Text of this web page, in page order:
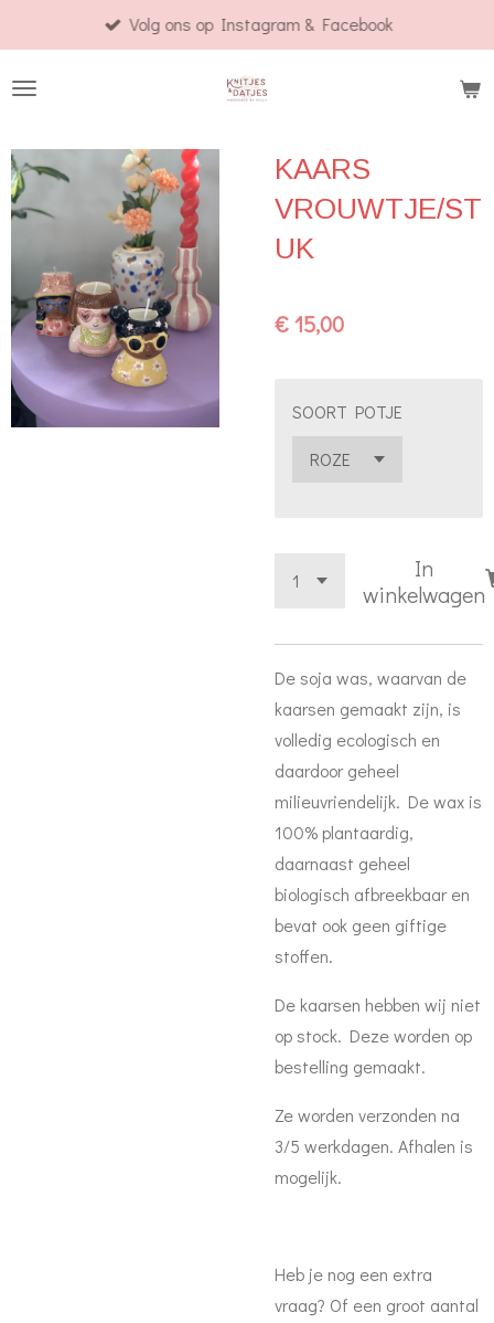
direct
naar
hoofdinhoud
Volg ons op Instagram & Facebook
KAARS
VROUWTJE/ST
UK
€ 15,00
SOORT POTJE
In
winkelwagen
De soja was, waarvan de
kaarsen gemaakt zijn, is
volledig ecologisch en
daardoor geheel
milieuvriendelijk. De wax is
100% plantaardig,
daarnaast geheel
biologisch afbreekbaar en
bevat ook geen giftige
stoffen.
De kaarsen hebben wij niet
op stock. Deze worden op
bestelling gemaakt.
Ze worden verzonden na
3/5 werkdagen. Afhalen is
mogelijk.
Heb je nog een extra
vraag? Of een groot aantal